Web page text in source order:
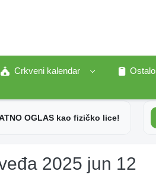
Crkveni kalendar
Ostalo
OGLAS kao fizičko lice!
2025 jun 12